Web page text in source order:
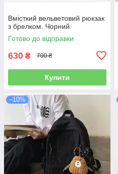
Вмісткий вельветовий рюкзак
з брелком. Чорний
Готово до відправки
630 ₴ 700 ₴
Купити
–10%